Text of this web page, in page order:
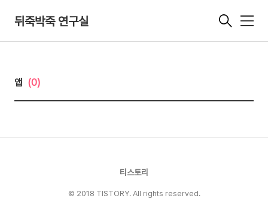
뒤죽박죽 연구실
메
앱 (0)
티스토리
© 2018 TISTORY. All rights reserved.